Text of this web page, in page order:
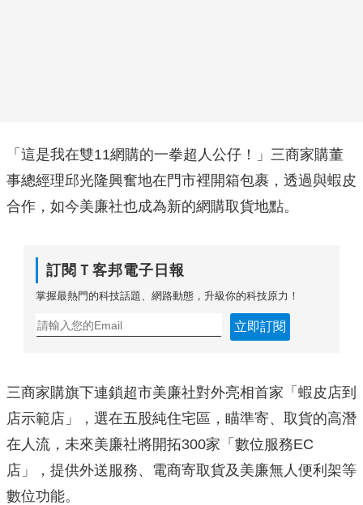
「這是我在雙11網購的一拳超人公仔！」三商家購董
事總經理邱光隆興奮地在門市裡開箱包裹，透過與蝦皮
合作，如今美廉社也成為新的網購取貨地點。
訂閱Ｔ客邦電子日報
掌握最熱門的科技話題、網路動態，升級你的科技原力！
立即訂閱
三商家購旗下連鎖超市美廉社對外亮相首家「蝦皮店到
店示範店」，選在五股純住宅區，瞄準寄、取貨的高潛
在人流，未來美廉社將開拓300家「數位服務EC
店」，提供外送服務、電商寄取貨及美廉無人便利架等
數位功能。